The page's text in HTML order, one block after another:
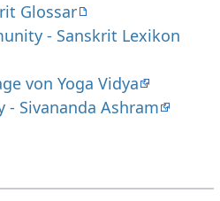
Glossar
- Sanskrit Lexikon
von Yoga Vidya
- Sivananda Ashram